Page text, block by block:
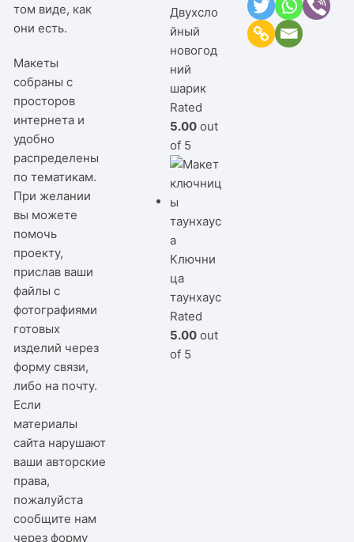
том виде, как
они есть.
Макеты
собраны с
просторов
интернета и
удобно
распределены
по тематикам.
При желании
вы можете
помочь
проекту,
прислав ваши
файлы с
фотографиями
готовых
изделий через
форму связи,
либо на почту.
Если
материалы
сайта нарушают
ваши авторские
права,
пожалуйста
сообщите нам
черезформу
Двухсло
йный
новогод
ний
шарик
Rated
5.00 out
of 5
Ключни
ца
таунхаус
Rated
5.00 out
of 5